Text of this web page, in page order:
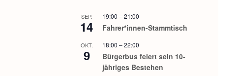
SEP.
14
19:00 –21:00
Fahrer*innen-Stammtisch
OKT.
9
18:00 –22:00
Bürgerbus feiert sein 10-
jähriges Bestehen